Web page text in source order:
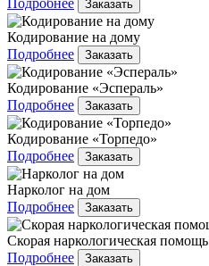
Подробнее Заказать
Кодирование на дому
Подробнее
Заказать
Кодирование «Эспераль»
Подробнее
Заказать
Кодирование «Торпедо»
Подробнее
Заказать
Нарколог на дом
Подробнее
Заказать
Скорая наркологическая помощь
Подробнее
Заказать